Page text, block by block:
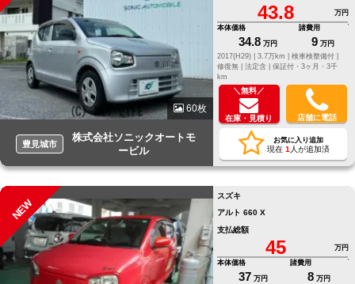
60枚
豊見城市
株式会社ソニックオートモ
ービル
43.8
万円
本体価格
34.8 万円
諸費用
9 万円
2017(H29) |
3.7万km |
検車検整備付 |
修復無 | 法定含 | 保証付・3ヶ月・3千
km
＼無料／
在庫・見積り 店舗に電話
お気に入り追加
現在 1 人が追加済
NEW
スズキ
アルト 660 X
支払総額
45
万円
本体価格
37 万円
諸費用
8 万円